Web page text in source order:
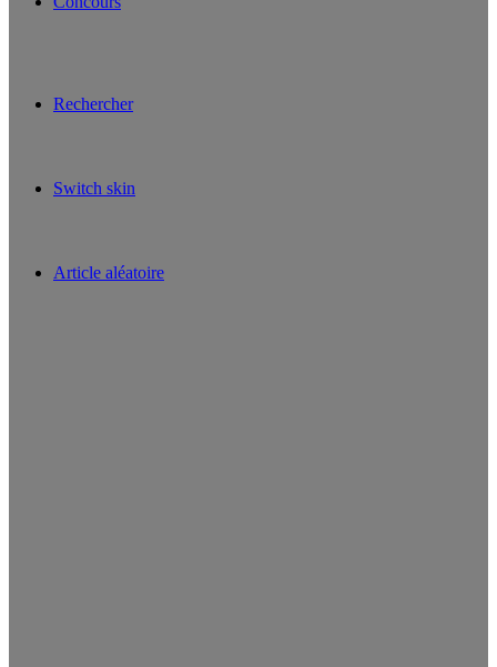
Rechercher
Switch skin
Article aléatoire